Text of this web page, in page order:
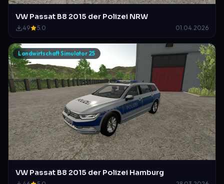
VW Passat B8 2015 der Polizei NRW
49 5.0 01.04.2026
Landwirtschaft Simulator 25
VW Passat B8 2015 der Polizei Hamburg